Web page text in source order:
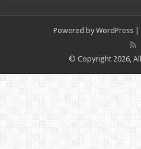
Powered by WordPress |
© Copyright 2026,